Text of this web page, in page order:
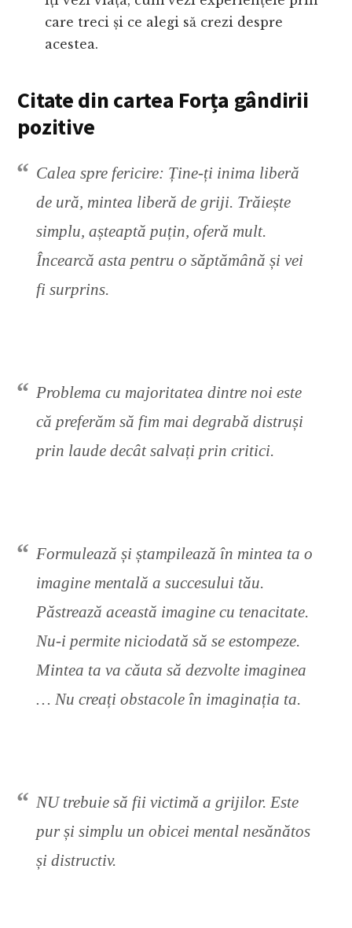
care treci și ce alegi să crezi despre
acestea.
Citate din cartea Forța gândirii
pozitive
Calea spre fericire: Ține-ți inima liberă
de ură, mintea liberă de griji. Trăiește
simplu, așteaptă puțin, oferă mult.
Încearcă asta pentru o săptămână și vei
fi surprins.
Problema cu majoritatea dintre noi este
că preferăm să fim mai degrabă distruși
prin laude decât salvați prin critici.
Formulează și ștampilează în mintea ta o
imagine mentală a succesului tău.
Păstrează această imagine cu tenacitate.
Nu-i permite niciodată să se estompeze.
Mintea ta va căuta să dezvolte imaginea
… Nu creați obstacole în imaginația ta.
NU trebuie să fii victimă a grijilor. Este
pur și simplu un obicei mental nesănătos
și distructiv.